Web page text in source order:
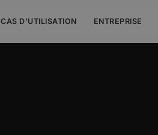
CAS D'UTILISATION ENTREPRISE